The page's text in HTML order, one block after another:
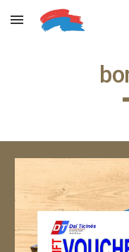
Skip to main content